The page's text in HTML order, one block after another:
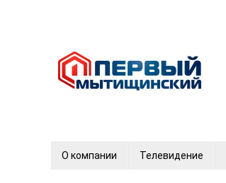
О компании Телевидение